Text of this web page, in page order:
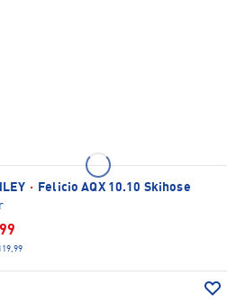
·
Felicio AQX 10.10 Skihose